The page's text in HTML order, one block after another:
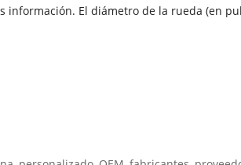
información. El diámetro de la rueda (en